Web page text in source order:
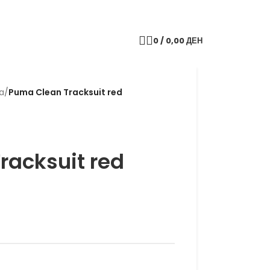
0/ 0,00ДЕН
/Puma Clean Tracksuit red
red